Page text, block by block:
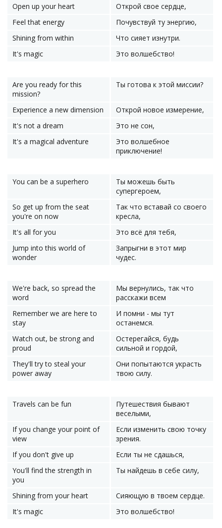
Open up your heart
Открой свое сердце,
Feel that energy
Почувствуй ту энергию,
Shining from within
Что сияет изнутри.
It's magic
Это волшебство!
Are you ready for this
mission?
Ты готова к этой миссии?
Experience a new dimension
Открой новое измерение,
It's not a dream
Это не сон,
It's a magical adventure
Это волшебное
приключение!
You can be a superhero
Ты можешь быть
супергероем,
So get up from the seat
you're on now
Так что вставай со своего
кресла,
It's all for you
Это всё для тебя,
Jump into this world of
wonder
Запрыгни в этот мир
чудес.
We're back, so spread the
word
Мы вернулись, так что
расскажи всем
Remember we are here to
stay
И помни - мы тут
останемся.
Watch out, be strong and
proud
Остерегайся, будь
сильной и гордой,
They'll try to steal your
power away
Они попытаются украсть
твою силу.
Travels can be fun
Путешествия бывают
веселыми,
If you change your point of
view
Если изменить свою точку
зрения.
If you don't give up
Если ты не сдашься,
You'll find the strength in
you
Ты найдешь в себе силу,
Shining from your heart
Сияющую в твоем сердце.
It's magic
Это волшебство!